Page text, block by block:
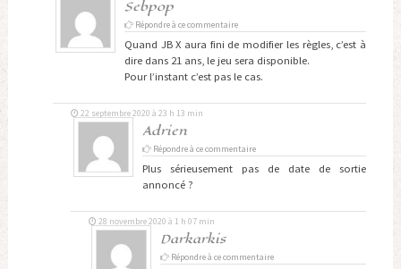
Sebpop
Répondre à ce commentaire
Quand JB X aura fini de modifier les règles, c’est à
dire dans 21 ans, le jeu sera disponible.
Pour l’instant c’est pas le cas.
Adrien
22 septembre 2020 à 23 h 13 min
Répondre à ce commentaire
Plus sérieusement pas de date de sortie
annoncé ?
Darkarkis
28 novembre 2020 à 1 h 07 min
Répondre à ce commentaire